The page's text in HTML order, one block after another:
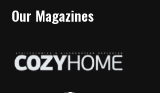
Our Magazines